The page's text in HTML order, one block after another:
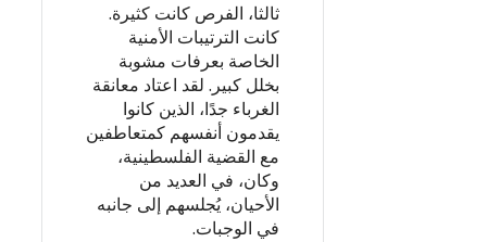
ثالثا، الفرص كانت كثيرة.
كانت الترتيبات الأمنية
الخاصة بعرفات مشوبة
بخلل كبير. لقد اعتاد معانقة
الغرباء جدًا، الذين كانوا
يقدمون أنفسهم كمتعاطفين
مع القضية الفلسطينية،
وكان، في العديد من
الأحيان، يُجلسهم إلى جانبه
في الوجبات.